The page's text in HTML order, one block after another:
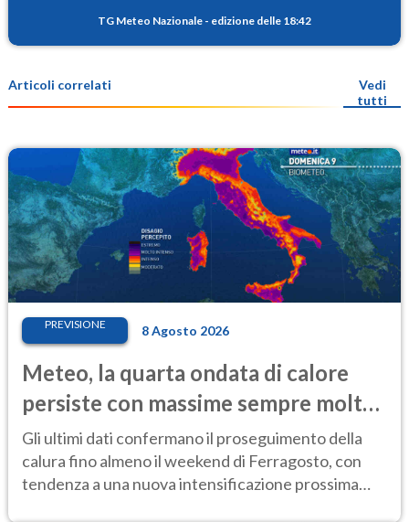
TG Meteo Nazionale - edizione delle 18:42
Articoli correlati
Vedi
tutti
PREVISIONE 8 Agosto 2026
Meteo, la quarta ondata di calore
persiste con massime sempre molto
elevate
Gli ultimi dati confermano il proseguimento della
calura fino almeno il weekend di Ferragosto, con
tendenza a una nuova intensificazione prossima